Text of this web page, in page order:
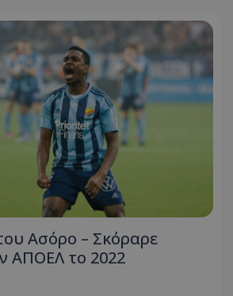
Ασόρο – Σκόραρε
ΑΠΟΕΛ το 2022